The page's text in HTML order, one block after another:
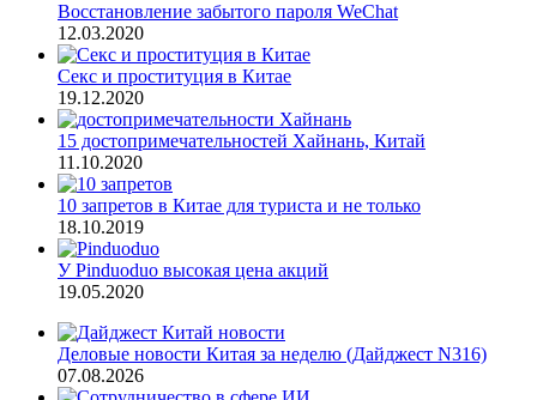
Восстановление забытого пароля WeChat
12.03.2020
Секс и проституция в Китае
19.12.2020
15 достопримечательностей Хайнань, Китай
11.10.2020
10 запретов в Китае для туриста и не только
18.10.2019
У Pinduoduo высокая цена акций
19.05.2020
Деловые новости Китая за неделю (Дайджест N316)
07.08.2026